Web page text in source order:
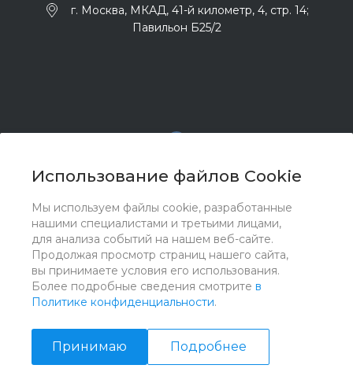
Использование файлов Cookie
Мы используем файлы cookie, разработанные
нашими специалистами и третьими лицами,
для анализа событий на нашем веб-сайте.
Продолжая просмотр страниц нашего сайта,
вы принимаете условия его использования.
Более подробные сведения смотрите в
Политике конфиденциальности.
Принимаю Подробнее
г. Москва, МКАД, 41-й километр, 4, стр. 14;
Павильон Б25/2
© 2017 - 2026 ООО "Комплектстрой 41", Все права
защищены